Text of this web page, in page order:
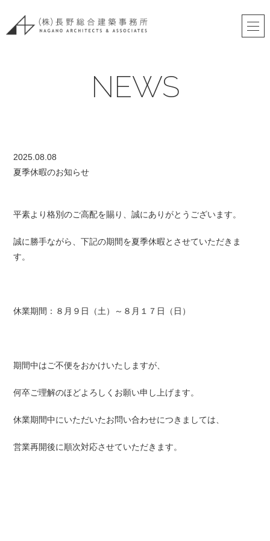
NEWS
2025.08.08
夏季休暇のお知らせ
平素より格別のご高配を賜り、誠にありがとうございます。
誠に勝手ながら、下記の期間を夏季休暇とさせていただきま
す。
休業期間：８月９日（土）～８月１７日（日）
期間中はご不便をおかけいたしますが、
何卒ご理解のほどよろしくお願い申し上げます。
休業期間中にいただいたお問い合わせにつきましては、
営業再開後に順次対応させていただきます。